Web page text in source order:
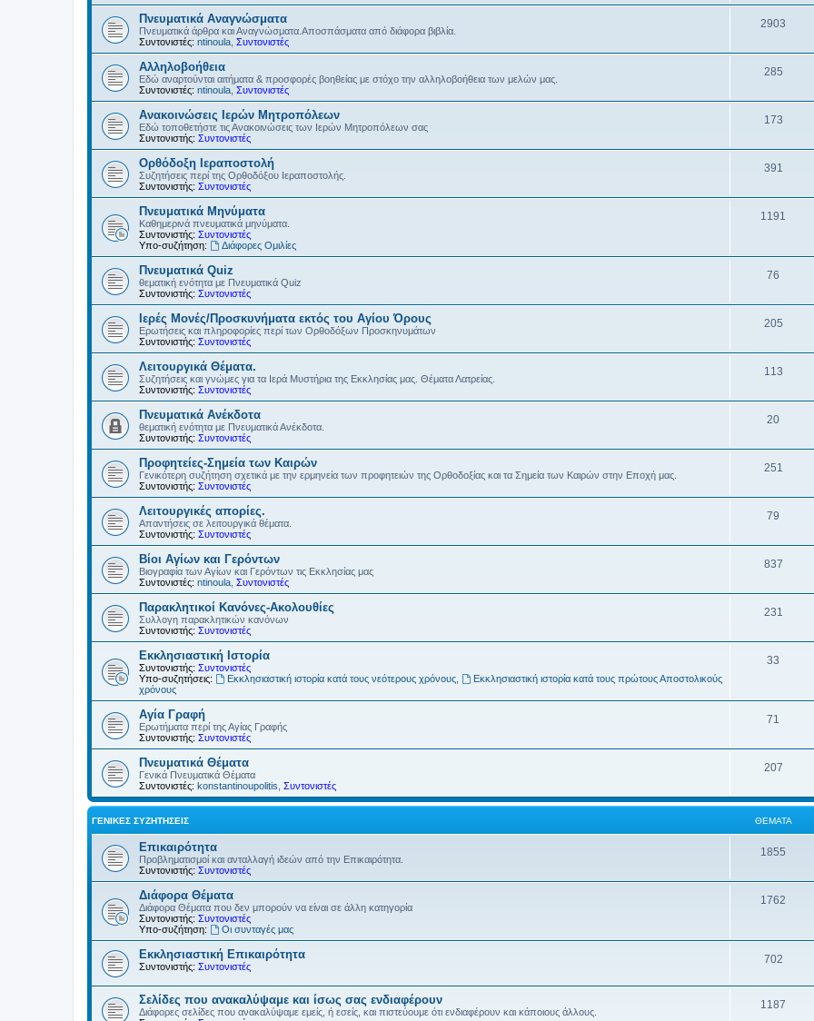
Πνευματικά Αναγνώσματα
Πνευματικά άρθρα και Αναγνώσματα.Αποσπάσματα από διάφορα βιβλία.
Συντονιστές: ntinoula Συντονιστές
2903
Αλληλοβοήθεια
Εδώ αναρτούνται αιτήματα & προσφορές βοηθείας με στόχο την αλληλοβοήθεια των μελών μας.
Συντονιστές: ntinoula Συντονιστές
285
Ανακοινώσεις Ιερών Μητροπόλεων
Εδώ τοποθετήστε τις Ανακοινώσεις των Ιερών Μητροπόλεων σας
Συντονιστής: Συντονιστές
173
Ορθόδοξη Ιεραποστολή
Συζητήσεις περί της Ορθοδόξου Ιεραποστολής.
Συντονιστής: Συντονιστές
391
Πνευματικά Μηνύματα
Καθημερινά πνευματικά μηνύματα.
Συντονιστής: Συντονιστές
Υπο-συζήτηση:
Διάφορες Ομιλίες
1191
Πνευματικά Quiz
θεματική ενότητα με Πνευματικά Quiz
Συντονιστής: Συντονιστές
76
Ιερές Μονές/Προσκυνήματα εκτός του Αγίου Όρους
Ερωτήσεις και πληροφορίες περί των Ορθοδόξων Προσκηνυμάτων
Συντονιστής: Συντονιστές
205
Λειτουργικά Θέματα.
Συζητήσεις και γνώμες για τα Ιερά Μυστήρια της Εκκλησίας μας. Θέματα Λατρείας.
Συντονιστής: Συντονιστές
113
Πνευματικά Ανέκδοτα
θεματική ενότητα με Πνευματικά Ανέκδοτα.
Συντονιστής: Συντονιστές
20
Προφητείες-Σημεία των Καιρών
Γενικότερη συζήτηση σχετικά με την ερμηνεία των προφητειών της Ορθοδοξίας και τα Σημεία των Καιρών στην Εποχή μας.
Συντονιστής: Συντονιστές
251
Λειτουργικές απορίες.
Απαντήσεις σε λειτουργικά θέματα.
Συντονιστής: Συντονιστές
79
Βίοι Αγίων και Γερόντων
Βιογραφία των Αγίων και Γερόντων τις Εκκλησίας μας
Συντονιστές: ntinoula Συντονιστές
837
Παρακλητικοί Κανόνες-Ακολουθίες
Συλλογη παρακλητικών κανόνων
Συντονιστής: Συντονιστές
231
Εκκλησιαστική Ιστορία
Συντονιστής: Συντονιστές
Υπο-συζητήσεις:
Εκκλησιαστική ιστορία κατά τους νεότερους χρόνους,
Εκκλησιαστική ιστορία κατά τους πρώτους Αποστολικούς
χρόνους
33
Αγία Γραφή
Ερωτήματα περί της Αγίας Γραφής
Συντονιστής: Συντονιστές
71
Πνευματικά Θέματα
Γενικά Πνευματικά Θέματα
Συντονιστές: konstantinoupolitis Συντονιστές
207
ΓΕΝΙΚΈΣ ΣΥΖΗΤΉΣΕΙΣ ΘΈΜΑΤΑ
Επικαιρότητα
Προβληματισμοί και ανταλλαγή ιδεών από την Επικαιρότητα.
Συντονιστής: Συντονιστές
1855
Διάφορα Θέματα
Διάφορα Θέματα που δεν μπορούν να είναι σε άλλη κατηγορία
Συντονιστής: Συντονιστές
Υπο-συζήτηση:
Οι συνταγές μας
1762
Εκκλησιαστική Επικαιρότητα
Συντονιστής: Συντονιστές
702
Σελίδες που ανακαλύψαμε και ίσως σας ενδιαφέρουν
Διάφορες σελίδες που ανακαλύψαμε εμείς, ή εσείς, και πιστεύουμε ότι ενδιαφέρουν και κάποιους άλλους.
1187